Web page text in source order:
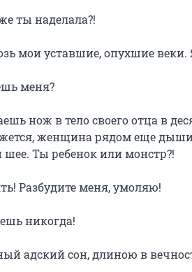
ты наделала?!
мои уставшие, опухшие веки.
меня?
нож в тело своего отца в
женщина рядом еще
Ты ребенок или монстр?!
Разбудите меня, умоляю!
никогда!
адский сон, длиною в